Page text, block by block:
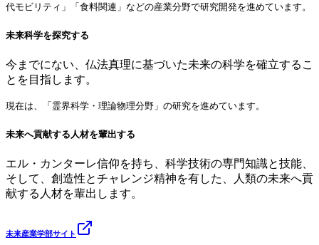
代モビリティ」「食料関連」などの産業分野で研究開発を進めています。
未来科学を探究する
今までにない、仏法真理に基づいた未来の科学を確立するこ
とを目指します。
現在は、「霊界科学・理論物理分野」の研究を進めています。
未来へ貢献する人材を輩出する
エル・カンターレ信仰を持ち、科学技術の専門知識と技能、
そして、創造性とチャレンジ精神を有した、人類の未来へ貢
献する人材を輩出します。
未来産業学部サイト